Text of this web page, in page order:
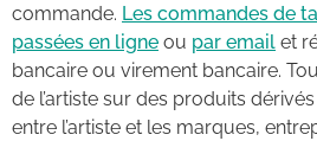
commande. Les commandes de
passées en ligne ou par email et
bancaire ou virement bancaire.
de l’artiste sur des produits
entre l’artiste et les marques,